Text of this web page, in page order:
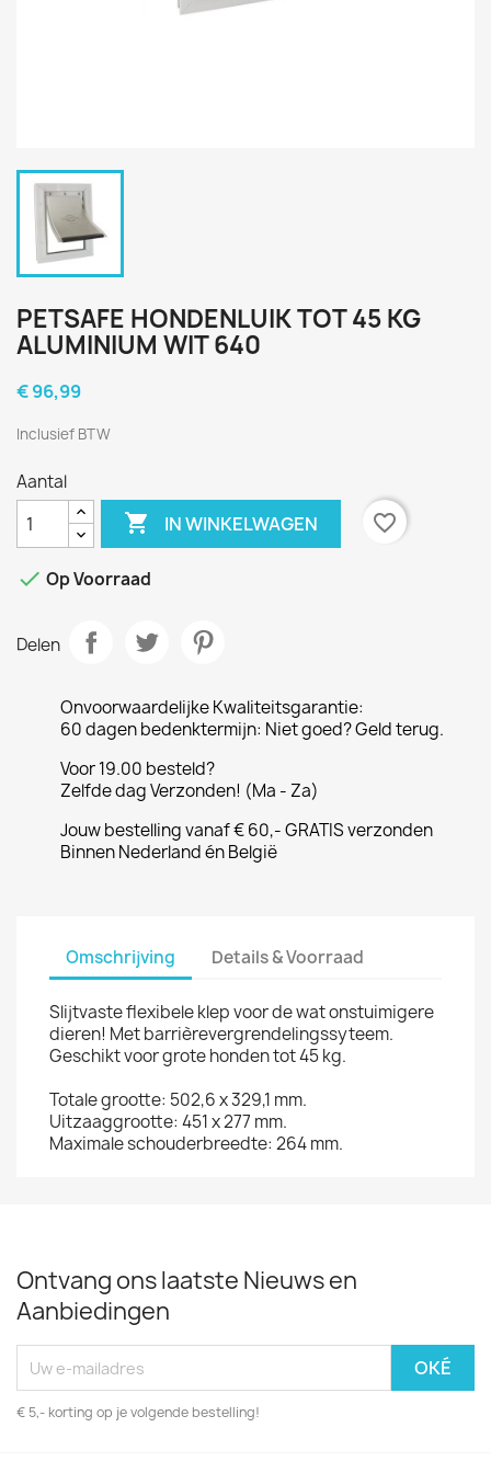
PETSAFE HONDENLUIK TOT 45 KG
ALUMINIUM WIT 640
€ 96,99
Inclusief BTW
Aantal
 IN WINKELWAGEN favorite_border
 Op Voorraad
Delen
Onvoorwaardelijke Kwaliteitsgarantie:
60 dagen bedenktermijn: Niet goed? Geld terug.
Voor 19.00 besteld?
Zelfde dag Verzonden! (Ma - Za)
Jouw bestelling vanaf € 60,- GRATIS verzonden
Binnen Nederland én België
Omschrijving Details & Voorraad
Slijtvaste flexibele klep voor de wat onstuimigere
dieren! Met barrièrevergrendelingssyteem.
Geschikt voor grote honden tot 45 kg.
Totale grootte: 502,6 x 329,1 mm.
Uitzaaggrootte: 451 x 277 mm.
Maximale schouderbreedte: 264 mm.
Ontvang ons laatste Nieuws en
Aanbiedingen
€ 5,- korting op je volgende bestelling!